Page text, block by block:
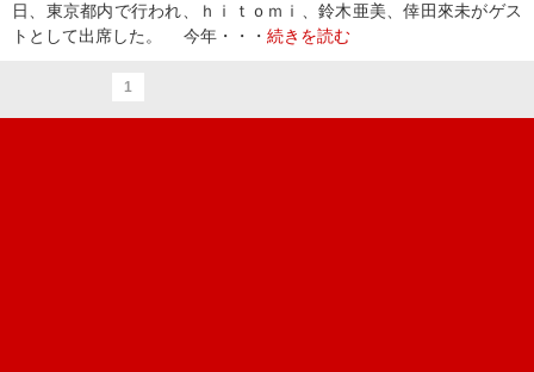
日、東京都内で行われ、ｈｉｔｏｍｉ、鈴木亜美、倖田來未がゲス
トとして出席した。 今年・・・ 続きを読む
1